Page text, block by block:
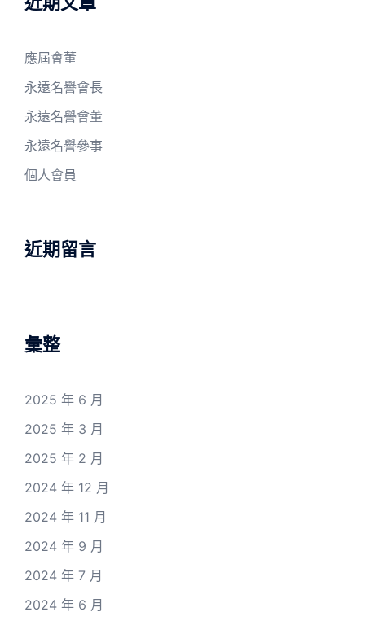
應屆會董
永遠名譽會長
永遠名譽會董
永遠名譽參事
個人會員
近期留言
彙整
2025 年 6 月
2025 年 3 月
2025 年 2 月
2024 年 12 月
2024 年 11 月
2024 年 9 月
2024 年 7 月
2024 年 6 月